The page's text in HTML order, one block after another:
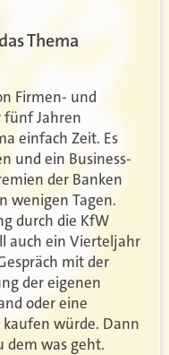
Thema
Firmen- und
fünf Jahren
einfach Zeit. Es
und ein Business-
der Banken
wenigen Tagen.
durch die KfW
auch ein Vierteljahr
mit der
der eigenen
oder eine
würde. Dann
dem was geht.